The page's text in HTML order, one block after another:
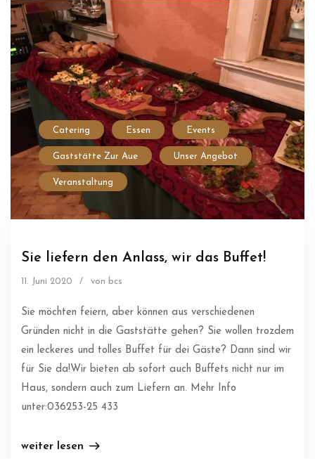
Catering Essen Events
Gaststätte Zur Aue Unser Angebot
Veranstaltung
Sie liefern den Anlass, wir das Buffet!
11. Juni 2020 / von bcs
Sie möchten feiern, aber können aus verschiedenen
Gründen nicht in die Gaststätte gehen? Sie wollen trozdem
ein leckeres und tolles Buffet für dei Gäste? Dann sind wir
für Sie da!Wir bieten ab sofort auch Buffets nicht nur im
Haus, sondern auch zum Liefern an. Mehr Info
unter:036253-25 433
weiter lesen